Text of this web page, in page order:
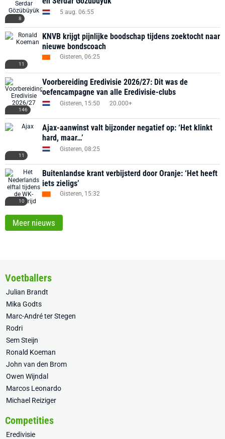
8
5 aug. 06:55
11
KNVB krijgt pijnlijke boodschap tijdens zoektocht naar
nieuwe bondscoach
Gisteren, 06:25
146
Voorbereiding Eredivisie 2026/27: Dit was de
oefencampagne van alle Eredivisie-clubs
Gisteren, 15:50 20.000+
11
Ajax-aanwinst valt bijzonder negatief op: ‘Het klinkt
hard, maar…’
Gisteren, 08:25
10
Buitenlandse krant verbijsterd door Oranje: ‘Het heeft
iets zieligs’
Gisteren, 15:32
Meer nieuws
Voetballers
Julian Brandt
Mika Godts
Marc-André ter Stegen
Rodri
Sem Steijn
Ronald Koeman
John van den Brom
Owen Wijndal
Marcos Leonardo
Michael Reiziger
Competities
Eredivisie